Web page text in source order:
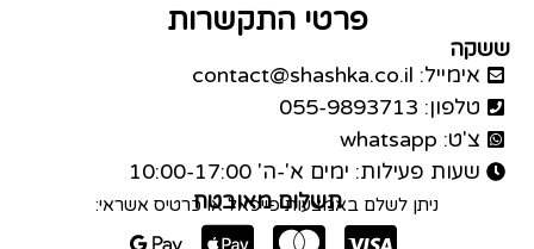
פרטי התקשרות
ששקה
אימייל: contact@shashka.co.il
טלפון: 055-9893713
צ'ט: whatsapp
שעות פעילות: ימים א'-ה' 10:00-17:00
תשלום מאובטח
ניתן לשלם באמצעות פייפאל או כרטיס אשראי: